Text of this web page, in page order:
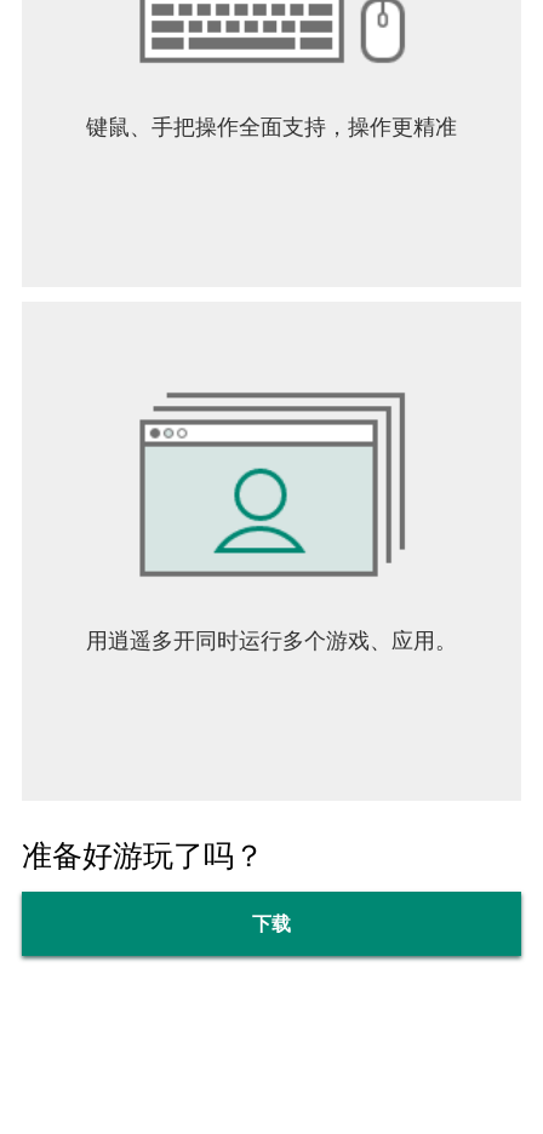
键鼠、手把操作全面支持，操作更精准
用逍遥多开同时运行多个游戏、应用。
准备好游玩了吗？
下载